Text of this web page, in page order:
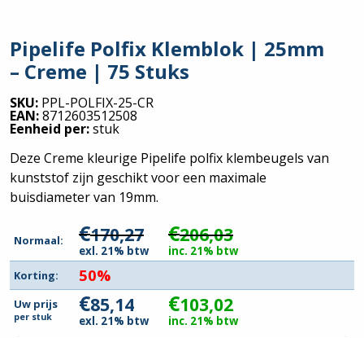
Pipelife Polfix Klemblok | 25mm
– Creme | 75 Stuks
SKU: PPL-POLFIX-25-CR
EAN:8712603512508
Eenheid per:stuk
Deze Creme kleurige Pipelife polfix klembeugels van
kunststof zijn geschikt voor een maximale
buisdiameter van 19mm.
Normaal: €170,27
exl. 21% btw
€206,03
inc. 21% btw
Korting:
50%
Uw prijs
per stuk €85,14
exl. 21% btw
€103,02
inc. 21% btw